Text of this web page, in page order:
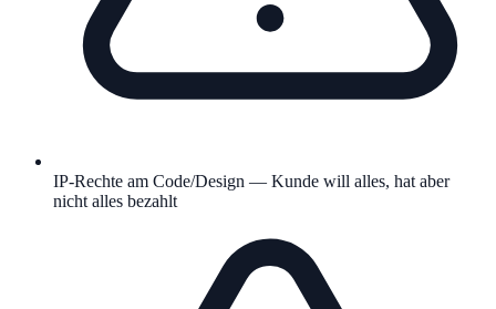
IP-Rechte am Code/Design — Kunde will alles, hat aber
nicht alles bezahlt